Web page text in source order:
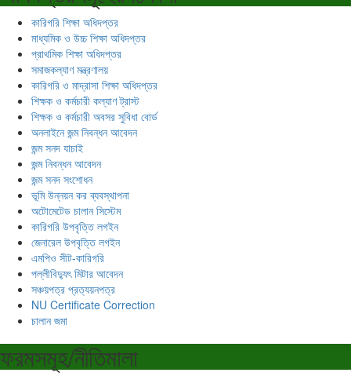
কারিগরি শিক্ষা অধিদপ্তর
মাধ্যমিক ও উচ্চ শিক্ষা অধিদপ্তর
প্রাথমিক শিক্ষা অধিদপ্তর
সমাজকল্যাণ মন্ত্রণালয়
কারিগরি ও মাদ্রাসা শিক্ষা অধিদপ্তর
শিক্ষক ও কর্মচারী কল্যাণ ট্রাস্ট
শিক্ষক ও কর্মচারী অবসর সুবিধা বোর্ড
অনলাইনে জন্ম নিবন্ধন আবেদন
জন্ম সনদ যাচাই
জন্ম নিবন্ধন আবেদন
জন্ম সনদ সংশোধন
ভূমি উন্নয়ন কর ব্যবস্থাপনা
অটোমেটেড চালান সিস্টেম
কারিগরি উপবৃত্তি লগইন
জেনারেল উপবৃত্তি লগইন
এমপিও সীট-কারিগরি
পল্লীবিদ্যুৎ মিটার আবেদন
সঞ্চয়পত্র প্রত্যয়নপত্র
NU Certificate Correction
চালান জমা
ফরমসমূহ/নীতিমালা